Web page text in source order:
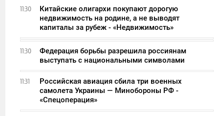
11:30
Китайские олигархи покупают дорогую
недвижимость на родине, а не выводят
капиталы за рубеж - «Недвижимость»
11:30
Федерация борьбы разрешила россиянам
выступать с национальными символами
11:31
Российская авиация сбила три военных
самолета Украины — Минобороны РФ -
«Спецоперация»